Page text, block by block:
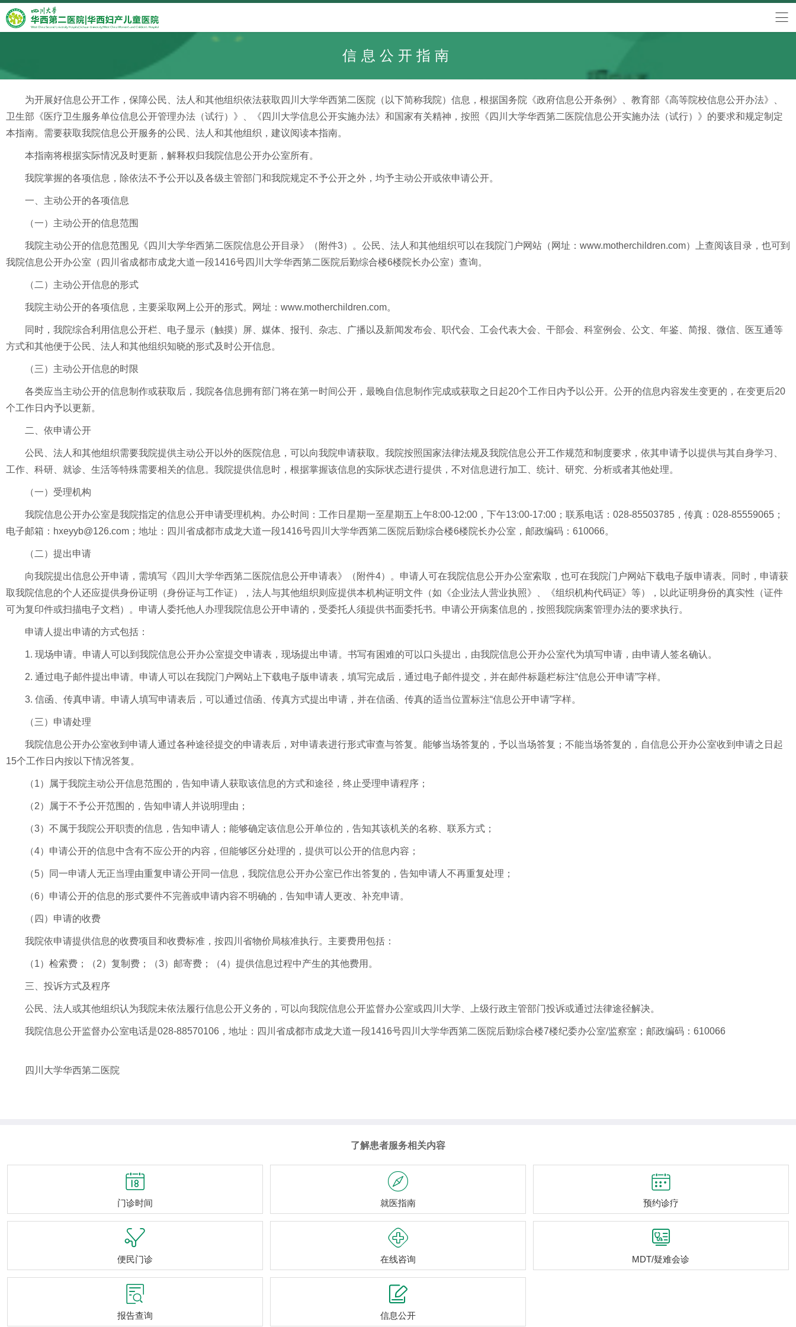
信息公开指南
为开展好信息公开工作，保障公民、法人和其他组织依法获取四川大学华西第二医院（以下简称我院）信息，根据国务院《政府信息公开条例》、教育部《高等院校信息公开办法》、
卫生部《医疗卫生服务单位信息公开管理办法（试行）》、《四川大学信息公开实施办法》和国家有关精神，按照《四川大学华西第二医院信息公开实施办法（试行）》的要求和规定制定
本指南。需要获取我院信息公开服务的公民、法人和其他组织，建议阅读本指南。
本指南将根据实际情况及时更新，解释权归我院信息公开办公室所有。
我院掌握的各项信息，除依法不予公开以及各级主管部门和我院规定不予公开之外，均予主动公开或依申请公开。
一、主动公开的各项信息
（一）主动公开的信息范围
我院主动公开的信息范围见《四川大学华西第二医院信息公开目录》（附件3）。公民、法人和其他组织可以在我院门户网站（网址：www.motherchildren.com）上查阅该目录，也可到
我院信息公开办公室（ 四川省成都市成龙大道一段1416号四川大学华西第二医院后勤综合楼6楼院长办公室）查询。
（二）主动公开信息的形式
我院主动公开的各项信息，主要采取网上公开的形式。网址：www.motherchildren.com。
同时，我院综合利用信息公开栏、电子显示（触摸）屏、媒体、报刊、杂志、广播以及新闻发布会、职代会、工会代表大会、干部会、科室例会、公文、年鉴、简报、微信、医互通等
方式和其他便于公民、法人和其他组织知晓的形式及时公开信息。
（三）主动公开信息的时限
各类应当主动公开的信息制作或获取后，我院各信息拥有部门将在第一时间公开，最晚自信息制作完成或获取之日起20个工作日内予以公开。公开的信息内容发生变更的，在变更后20
个工作日内予以更新。
二、依申请公开
公民、法人和其他组织需要我院提供主动公开以外的医院信息，可以向我院申请获取。我院按照国家法律法规及我院信息公开工作规范和制度要求，依其申请予以提供与其自身学习、
工作、科研、就诊、生活等特殊需要相关的信息。我院提供信息时，根据掌握该信息的实际状态进行提供，不对信息进行加工、统计、研究、分析或者其他处理。
（一）受理机构
我院信息公开办公室是我院指定的信息公开申请受理机构。办公时间：工作日星期一至星期五上午8:00-12:00，下午13:00-17:00；联系电话：028-85503785，传真：028-85559065；
电子邮箱：hxeyyb@126.com；地址：四川省成都市成龙大道一段1416号四川大学华西第二医院后勤综合楼6楼院长办公室，邮政编码：610066。
（二）提出申请
向我院提出信息公开申请，需填写《四川大学华西第二医院信息公开申请表》（附件4）。申请人可在我院信息公开办公室索取，也可在我院门户网站下载电子版申请表。同时，申请获
取我院信息的个人还应提供身份证明（身份证与工作证），法人与其他组织则应提供本机构证明文件（如《企业法人营业执照》、《组织机构代码证》等），以此证明身份的真实性（证件
可为复印件或扫描电子文档）。申请人委托他人办理我院信息公开申请的，受委托人须提供书面委托书。申请公开病案信息的，按照我院病案管理办法的要求执行。
申请人提出申请的方式包括：
1. 现场申请。申请人可以到我院信息公开办公室提交申请表，现场提出申请。书写有困难的可以口头提出，由我院信息公开办公室代为填写申请，由申请人签名确认。
2. 通过电子邮件提出申请。申请人可以在我院门户网站上下载电子版申请表，填写完成后，通过电子邮件提交，并在邮件标题栏标注“信息公开申请”字样。
3. 信函、传真申请。申请人填写申请表后，可以通过信函、传真方式提出申请，并在信函、传真的适当位置标注“信息公开申请”字样。
（三）申请处理
我院信息公开办公室收到申请人通过各种途径提交的申请表后，对申请表进行形式审查与答复。能够当场答复的，予以当场答复；不能当场答复的，自信息公开办公室收到申请之日起
15个工作日内按以下情况答复。
（1）属于我院主动公开信息范围的，告知申请人获取该信息的方式和途径，终止受理申请程序；
（2）属于不予公开范围的，告知申请人并说明理由；
（3）不属于我院公开职责的信息，告知申请人；能够确定该信息公开单位的，告知其该机关的名称、联系方式；
（4）申请公开的信息中含有不应公开的内容，但能够区分处理的，提供可以公开的信息内容；
（5）同一申请人无正当理由重复申请公开同一信息，我院信息公开办公室已作出答复的，告知申请人不再重复处理；
（6）申请公开的信息的形式要件不完善或申请内容不明确的，告知申请人更改、补充申请。
（四）申请的收费
我院依申请提供信息的收费项目和收费标准，按四川省物价局核准执行。主要费用包括：
（1）检索费；（2）复制费；（3）邮寄费；（4）提供信息过程中产生的其他费用。
三、投诉方式及程序
公民、法人或其他组织认为我院未依法履行信息公开义务的，可以向我院信息公开监督办公室或四川大学、上级行政主管部门投诉或通过法律途径解决。
我院信息公开监督办公室电话是028-88570106，地址： 四川省成都市成龙大道一段1416号四川大学华西第二医院后勤综合楼7楼纪委办公室/监察室；邮政编码：610066
四川大学华西第二医院
了解患者服务相关内容

门诊时间

就医指南

预约诊疗

便民门诊

在线咨询

MDT/疑难会诊

报告查询

信息公开